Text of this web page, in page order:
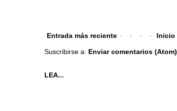
Entrada más reciente Inicio
Suscribirse a: Enviar comentarios (Atom)
LEA...